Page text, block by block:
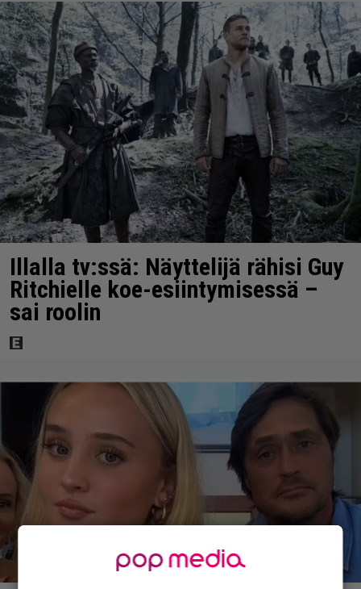
Illalla tv:ssä: Näyttelijä rähisi Guy
Ritchielle koe-esiintymisessä –
sai roolin